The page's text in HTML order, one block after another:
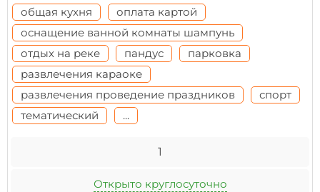
общая кухня
оплата картой
оснащение ванной комнаты шампунь
отдых на реке
пандус
парковка
развлечения караоке
развлечения проведение праздников
спорт
тематический
...
1
Открыто круглосуточно